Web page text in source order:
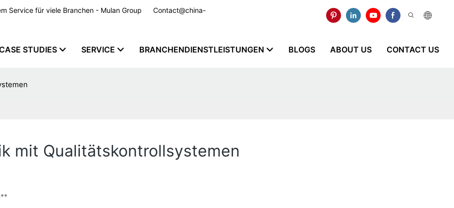
Service für viele Branchen - Mulan Group
Contact@china-
STUDIES SERVICE BRANCHENDIENSTLEISTUNGEN BLOGS ABOUT US CONTACT US
mit Qualitätskontrollsystemen